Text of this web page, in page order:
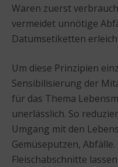
Waren zuerst
vermeidet unnötige
Datumsetiketten
Um diese Prinzipien
Sensibilisierung der
für das Thema
unerlässlich. So
Umgang mit den
Gemüseputzen,
Fleischabschnitte